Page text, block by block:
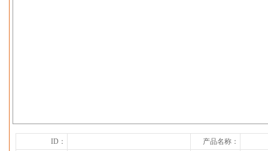
ID：
产品名称：